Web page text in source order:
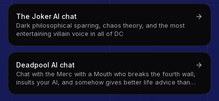
The JokerAI chat
Dark philosophical sparring, chaos theory, and the most
entertaining villain voice in all of DC
Deadpool AI chat
Chat with the Merc with a Mouth who breaks the fourth wall,
insults your AI, and somehow gives better life advice than